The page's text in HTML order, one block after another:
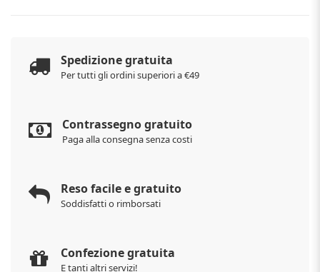
Spedizione gratuita
Per tutti gli ordini superiori a €49
Contrassegno gratuito
Paga alla consegna senza costi
Reso facile e gratuito
Soddisfatti o rimborsati
Confezione gratuita
E tanti altri servizi!